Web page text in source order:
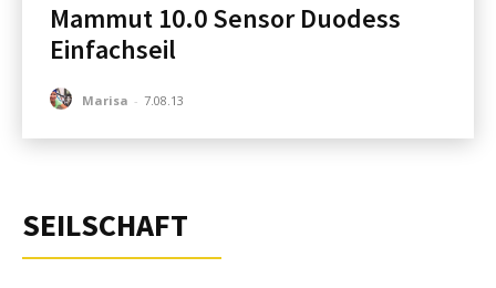
Mammut 10.0 Sensor Duodess
Einfachseil
Marisa - 7.08.13
SEILSCHAFT